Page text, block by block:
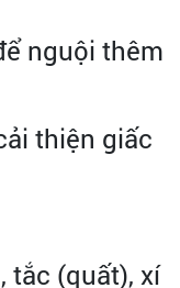
nguội thêm
thiện giấc
tắc (quất), xí